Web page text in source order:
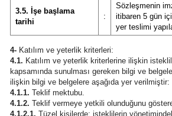
3.5. İşe başlama
tarihi
:
Sözleşmenin
itibaren 5 gün
yer teslimi
4- Katılım ve yeterlik kriterleri:
4.1. Katılım ve yeterlik kriterlerine ilişkin
kapsamında sunulması gereken bilgi ve
ilişkin bilgi ve belgelere aşağıda yer verilmiştir:
4.1.1. Teklif mektubu.
4.1.2. Teklif vermeye yetkili olunduğunu
4.1.2.1. Tüzel kişilerde; isteklilerin